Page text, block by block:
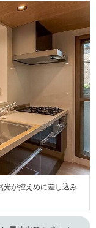
光が控えめに差し込み